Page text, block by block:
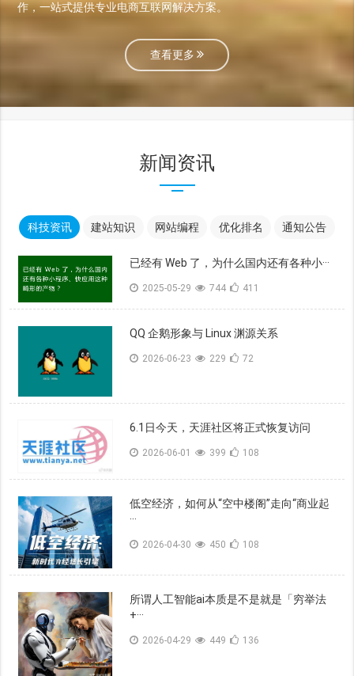
作，一站式提供专业电商互联网解决方案。
查看更多
新闻资讯
科技资讯 建站知识 网站编程 优化排名 通知公告
已经有 Web 了，为什么国内还有各种小···
2025-05-29 744 411
QQ 企鹅形象与 Linux 渊源关系
2026-06-23 229 72
6.1日今天，天涯社区将正式恢复访问
2026-06-01 399 108
低空经济，如何从“空中楼阁”走向“商业起
···
2026-04-30 450 108
所谓人工智能ai本质是不是就是「穷举法
+···
2026-04-29 449 136